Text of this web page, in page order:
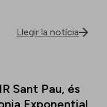
Llegir la notícia
Sant Pau, és
Exponential